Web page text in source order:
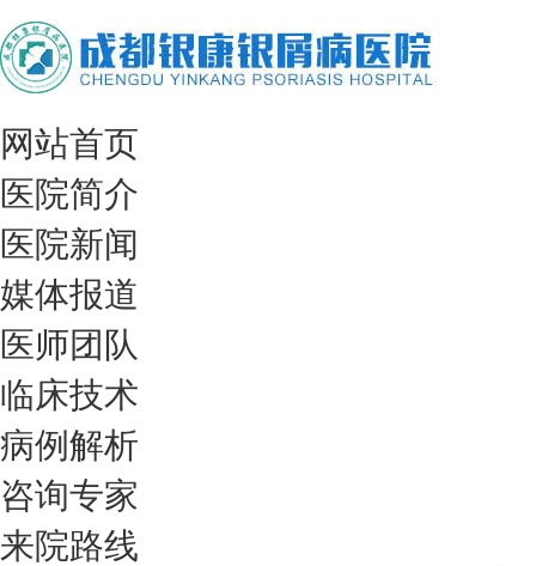
网站首页
医院简介
医院新闻
媒体报道
医师团队
临床技术
病例解析
咨询专家
来院路线